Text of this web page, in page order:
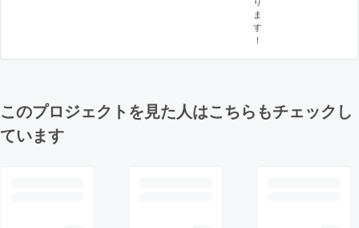
ま
す
！
このプロジェクトを見た人はこちらもチェックし
ています